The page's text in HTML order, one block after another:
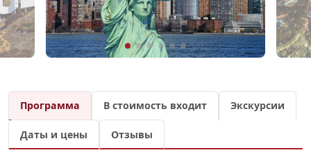
Программа В стоимость входит Экскурсии
Даты и цены Отзывы